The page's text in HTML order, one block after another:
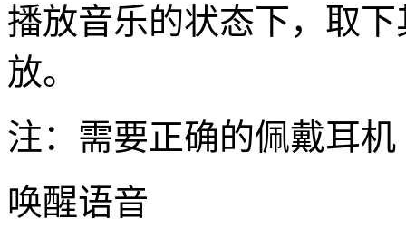
播放音乐的状态下，取
放。
注：需要正确的佩戴耳机
唤醒语音